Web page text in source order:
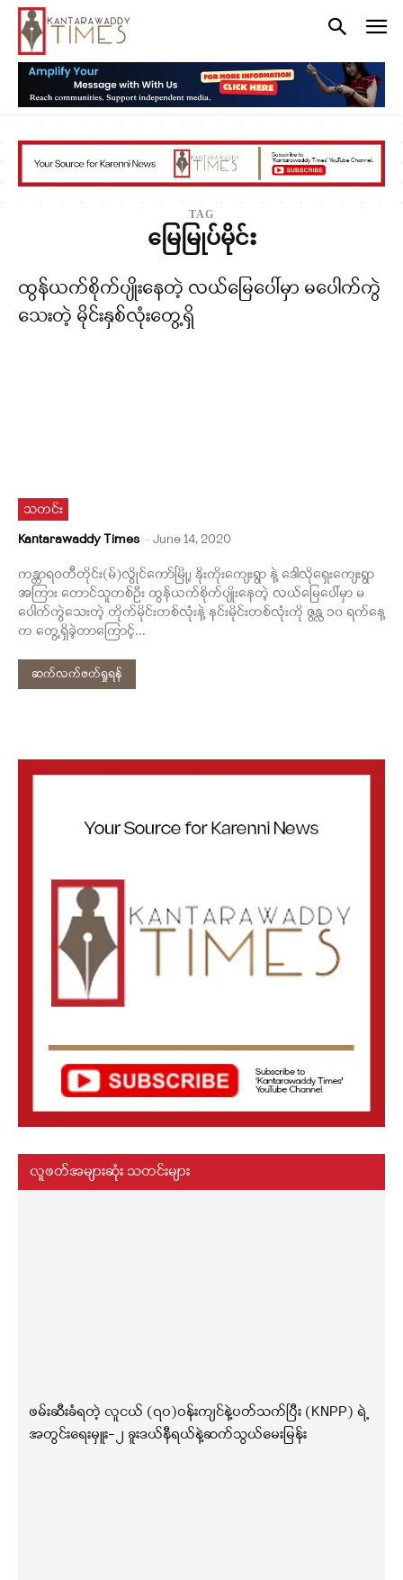
TAG
မြေမြုပ်မိုင်း
ထွန်ယက်စိုက်ပျိုးနေတဲ့ လယ်မြေပေါ်မှာ မပေါက်ကွဲ
သေးတဲ့ မိုင်းနှစ်လုံးတွေ့ရှိ
သတင်း
Kantarawaddy Times - June 14, 2020
ကန္တာရဝတီတိုင်း(မ်)လွိုင်ကော်မြို့၊ နိုးကိုးကျေးရွာ နဲ့ ဒေါလိုရှေးကျေးရွာ
အကြား တောင်သူတစ်ဦး ထွန်ယက်စိုက်ပျိုးနေတဲ့ လယ်မြေပေါ်မှာ မ
ပေါက်ကွဲသေးတဲ့ တိုက်မိုင်းတစ်လုံးနဲ့ နင်းမိုင်းတစ်လုံးကို ဇွန္လ ၁၀ ရက်နေ့
က တွေ့ရှိခဲ့တာကြောင့်...
ဆက်လက်ဖတ်ရှုရန်
လူဖတ်အများဆုံး သတင်းများ
ဖမ်းဆီးခံရတဲ့ လူငယ် (၇၀)ဝန်းကျင်နဲ့ပတ်သက်ပြီး (KNPP) ရဲ့
အတွင်းရေးမှူး-၂ ခူးဒယ်နီရယ်နဲ့ဆက်သွယ်မေးမြန်း